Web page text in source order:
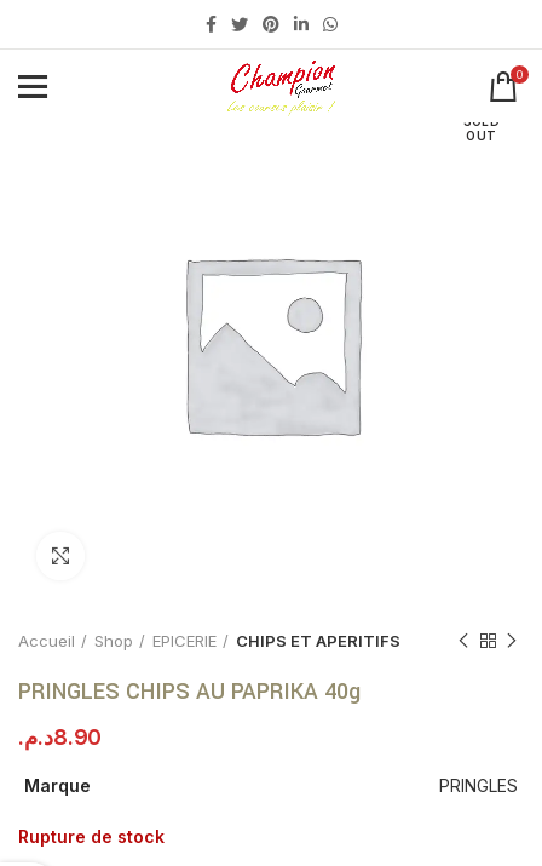
0
SOLD
OUT
Accueil Shop EPICERIE CHIPS ET APERITIFS
PRINGLES CHIPS AU PAPRIKA 40g
8.90د.م.
Marque PRINGLES
Rupture de stock